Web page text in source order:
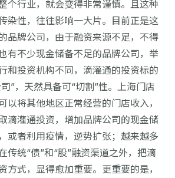
个行业，就会变得非常谨慎。且这种
染性，往往影响一大片。目前正是这
品牌公司，由于融资来源不足，不得
有不少现金储备不足的品牌公司，举
和投资机构不同，滴灌通的投资标的
”，天然具备可“切割”性。上海门店
以将其他地区正常经营的门店收入，
滴灌通投资，增加品牌公司的现金储
或者利用疫情，逆势扩张；越来越多
传统“债”和“股”融资渠道之外，把滴
方式，显得愈加重要。更重要的是，